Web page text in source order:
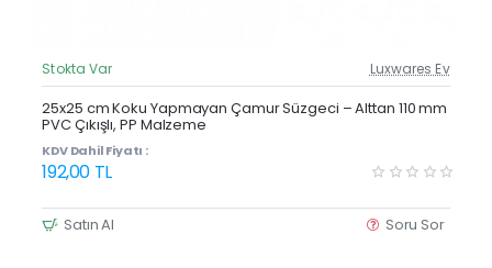
Güncel Fiyat
Yeni Ürün
Stokta Var Luxwares Ev
25x25 cm Koku Yapmayan Çamur Süzgeci – Alttan 110 mm
PVC Çıkışlı, PP Malzeme
KDV Dahil Fiyatı :
192,00 TL
Satın Al Soru Sor